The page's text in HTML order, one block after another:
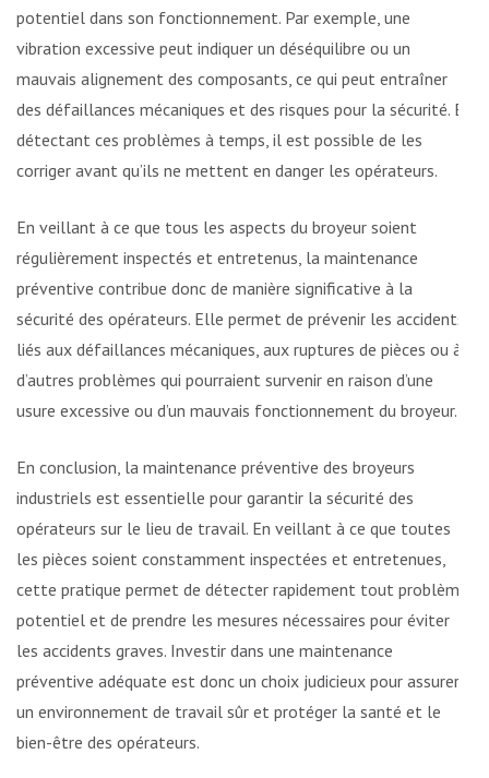
potentiel dans son fonctionnement. Par exemple, une
vibration excessive peut indiquer un déséquilibre ou un
mauvais alignement des composants, ce qui peut entraîner
des défaillances mécaniques et des risques pour la sécurité. En
détectant ces problèmes à temps, il est possible de les
corriger avant qu’ils ne mettent en danger les opérateurs.
En veillant à ce que tous les aspects du broyeur soient
régulièrement inspectés et entretenus, la maintenance
préventive contribue donc de manière significative à la
sécurité des opérateurs. Elle permet de prévenir les accidents
liés aux défaillances mécaniques, aux ruptures de pièces ou à
d’autres problèmes qui pourraient survenir en raison d’une
usure excessive ou d’un mauvais fonctionnement du broyeur.
En conclusion, la maintenance préventive des broyeurs
industriels est essentielle pour garantir la sécurité des
opérateurs sur le lieu de travail. En veillant à ce que toutes
les pièces soient constamment inspectées et entretenues,
cette pratique permet de détecter rapidement tout problème
potentiel et de prendre les mesures nécessaires pour éviter
les accidents graves. Investir dans une maintenance
préventive adéquate est donc un choix judicieux pour assurer
un environnement de travail sûr et protéger la santé et le
bien-être des opérateurs.